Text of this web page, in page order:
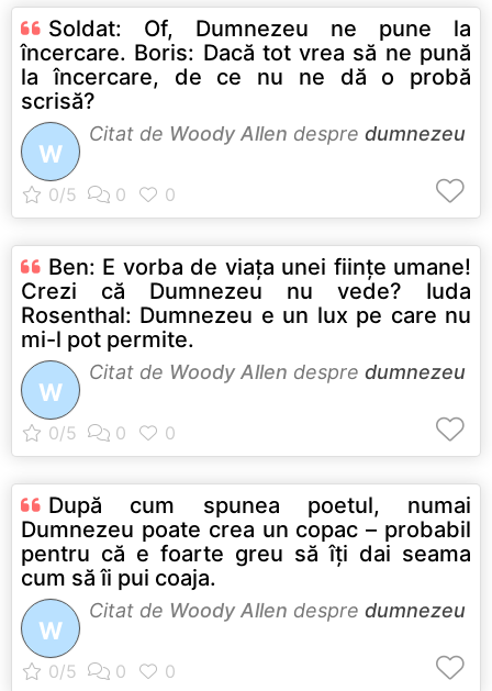
Soldat: Of, Dumnezeu ne pune la
încercare. Boris: Dacă tot vrea să ne pună
la încercare, de ce nu ne dă o probă
scrisă?
W
Citat de Woody Allen despre dumnezeu
Ben: E vorba de viaţa unei fiinţe umane!
Crezi că Dumnezeu nu vede? Iuda
Rosenthal: Dumnezeu e un lux pe care nu
mi-l pot permite.
W
Citat de Woody Allen despre dumnezeu
După cum spunea poetul, numai
Dumnezeu poate crea un copac – probabil
pentru că e foarte greu să îţi dai seama
cum să îi pui coaja.
W
Citat de Woody Allen despre dumnezeu